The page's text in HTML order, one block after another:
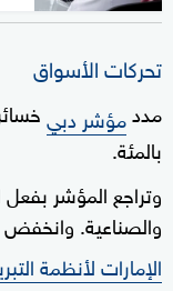
تحركات الأسواق
مددمؤشر دبي
بالمئة.
وتراجع المؤشر بفعل
والصناعية.
الإمارات لأنظمة